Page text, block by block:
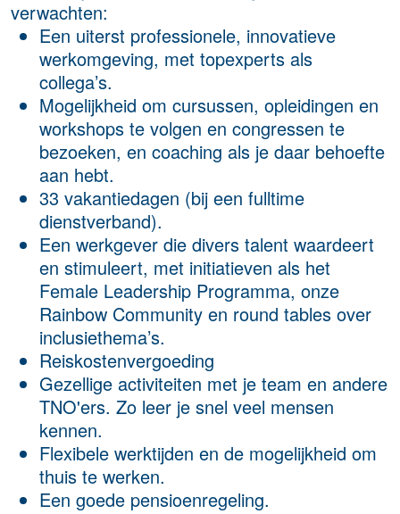
verwachten:
Een uiterst professionele, innovatieve
werkomgeving, met topexperts als
collega’s.
Mogelijkheid om cursussen, opleidingen en
workshops te volgen en congressen te
bezoeken, en coaching als je daar behoefte
aan hebt.
33 vakantiedagen (bij een fulltime
dienstverband).
Een werkgever die divers talent waardeert
en stimuleert, met initiatieven als het
Female Leadership Programma, onze
Rainbow Community en round tables over
inclusiethema’s.
Reiskostenvergoeding
Gezellige activiteiten met je team en andere
TNO'ers. Zo leer je snel veel mensen
kennen.
Flexibele werktijden en de mogelijkheid om
thuis te werken.
Een goede pensioenregeling.